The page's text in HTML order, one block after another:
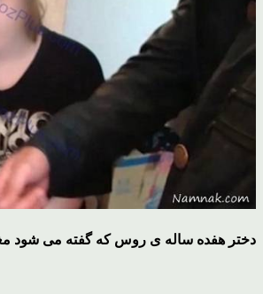
دختر هفده ساله ی روس که گفته می شود